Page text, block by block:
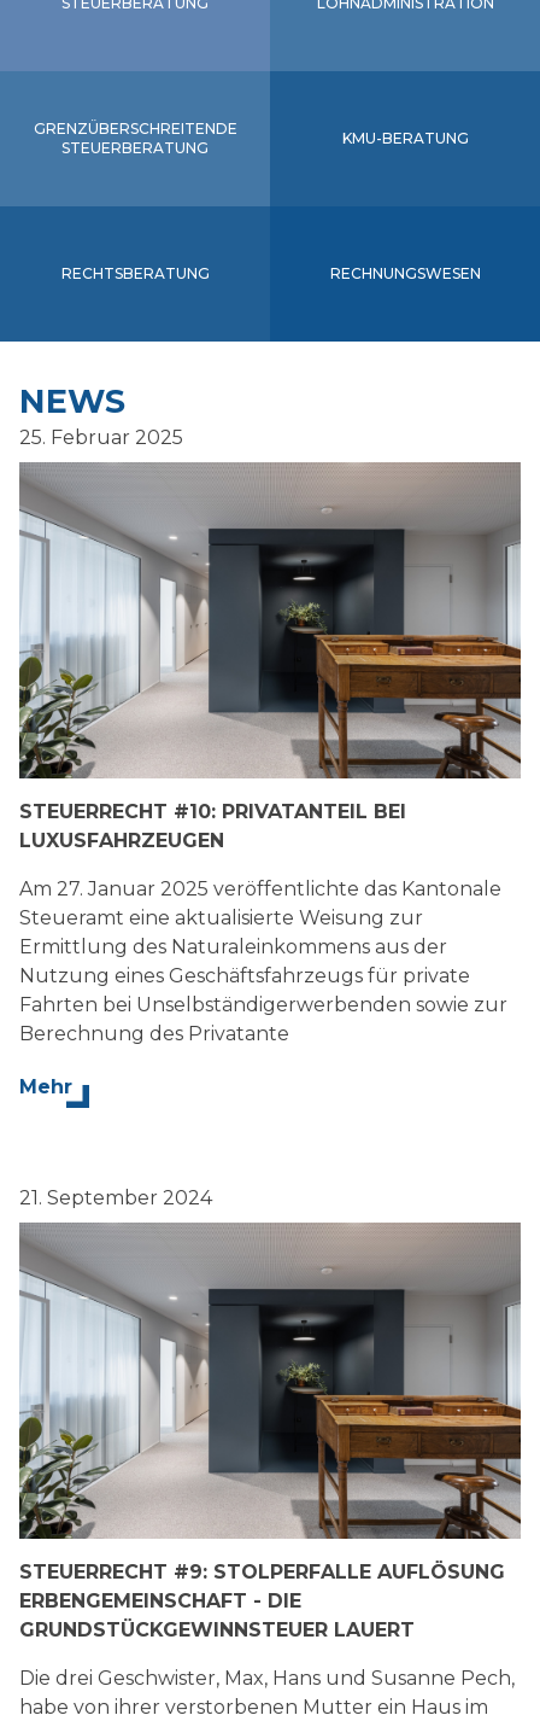
GRENZ­ÜBER­SCHREI­TEN­DE
STEU­ER­BE­RA­TUNG
KMU-BERATUNG
RECHTSBERATUNG RECHNUNGSWESEN
NEWS
25. Februar 2025
STEUERRECHT #10: PRIVATANTEIL BEI
LUXUSFAHRZEUGEN
Am 27. Januar 2025 veröffentlichte das Kantonale
Steueramt eine aktualisierte Weisung zur
Ermittlung des Naturaleinkommens aus der
Nutzung eines Geschäftsfahrzeugs für private
Fahrten bei Unselbständigerwerbenden sowie zur
Berechnung des Privatante
Mehr
21. September 2024
STEUERRECHT #9: STOLPERFALLE AUFLÖSUNG
ERBENGEMEINSCHAFT - DIE
GRUNDSTÜCKGEWINNSTEUER LAUERT
Die drei Geschwister, Max, Hans und Susanne Pech,
habe von ihrer verstorbenen Mutter ein Haus im